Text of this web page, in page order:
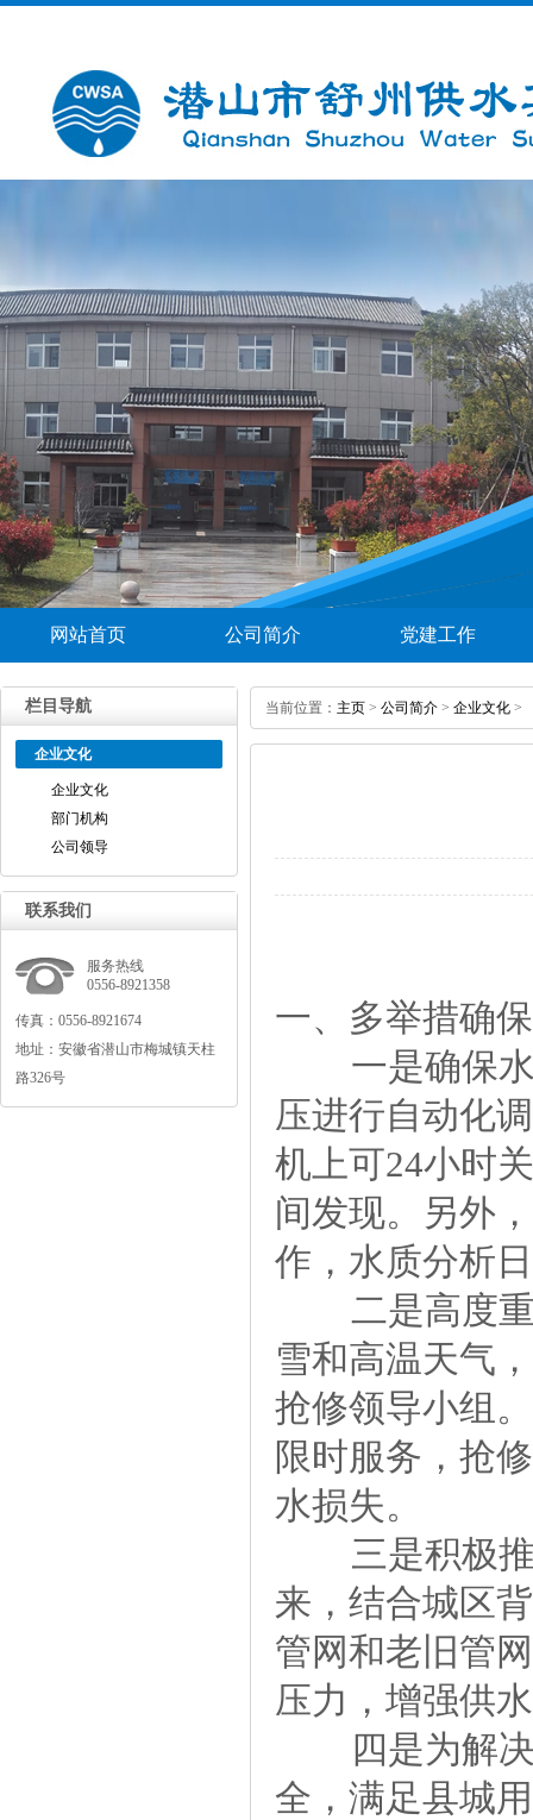
网站首页 公司简介 党建工作
栏目导航
企业文化
企业文化
部门机构
公司领导
联系我们
服务热线
0556-8921358
传真：0556-8921674
地址：安徽省潜山市梅城镇天柱
路326号
当前位置： 主页 > 公司简介 > 企业文化 >
一、多举措确
一是确保水
压进行自动化
机上可24小时
间发现。另外
作，水质分析
二是高度重
雪和高温天气
抢修领导小组
限时服务，抢
水损失。
三是积极推
来，结合城区
管网和老旧管
压力，增强供
四是为解决
全，满足县城